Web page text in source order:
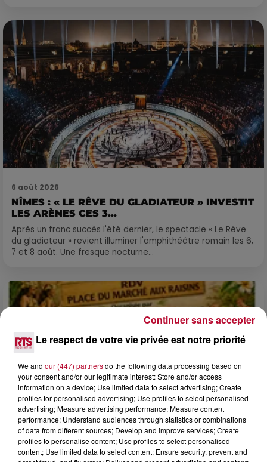
6 août 2026
NÎMES : « LE RÊVE DU GLADIATEUR » INVESTIT
LES ARÈNES CES 3...
Après un franc succès l'été dernier, le spectacle « Le Rêve
du gladiateur » revient illuminer l'amphithéâtre romain les 6,
7 et 8 août. Une fresque nocturne...
4 août 2026
Le respect de votre vie privée est notre priorité
We and our (447) partnersdo the following data processing based on
your consent and/or our legitimate interest: Store and/or access
information on a device; Use limited data to select advertising; Create
profiles for personalised advertising; Use profiles to select personalised
advertising; Measure advertising performance; Measure content
performance; Understand audiences through statistics or combinations
of data from different sources; Develop and improve services; Create
profiles to personalise content; Use profiles to select personalised
content; Use limited data to select content; Ensure security, prevent and
Continuer sans accepter